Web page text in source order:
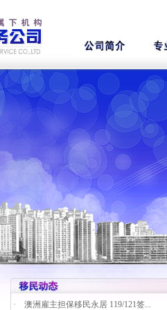
· 澳洲雇主担保移民永居 119/121签...